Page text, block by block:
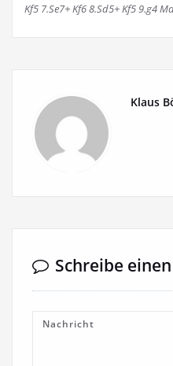
Kf5 7.Se7+ Kf6 8.Sd5+ Kf5 9.g4
Klaus
Schreibe